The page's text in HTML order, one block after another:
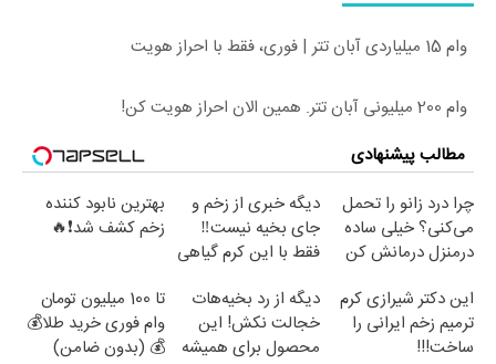
وام 15 میلیاردی آبان تتر | فوری، فقط با احراز هویت
وام 200 میلیونی آبان تتر. همین الان احراز هویت کن!
مطالب پیشنهادی
چرا درد زانو را تحمل
می‌کنی؟ خیلی ساده
درمنزل درمانش کن
دیگه خبری از زخم و
جای بخیه نیست‼️
فقط با این کرم گیاهی
بهترین نابود کننده
زخم کشف شد❗🔥
این دکتر شیرازی کرم
ترمیم زخم ایرانی را
ساخت!!!
دیگه از رد بخیه‌هات
خجالت نکش! این
محصول برای همیشه
تا 100 میلیون تومان
وام فوری خرید طلا💰
💰 (بدون ضامن)